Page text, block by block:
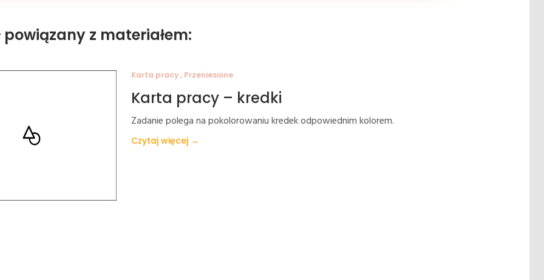
powiązany z materiałem:
Karta pracy , Przeniesione
Karta pracy – kredki
Zadanie polega na pokolorowaniu kredek odpowiednim kolorem.
Czytaj więcej →